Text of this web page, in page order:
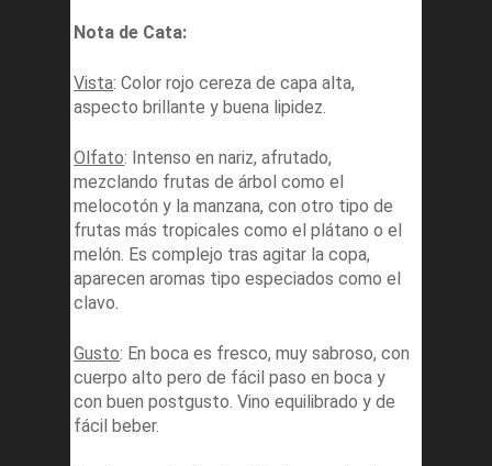
Nota de Cata:
Vista: Color rojo cereza de capa alta,
aspecto brillante y buena lipidez.
Olfato: Intenso en nariz, afrutado,
mezclando frutas de árbol como el
melocotón y la manzana, con otro tipo de
frutas más tropicales como el plátano o el
melón. Es complejo tras agitar la copa,
aparecen aromas tipo especiados como el
clavo.
Gusto: En boca es fresco, muy sabroso, con
cuerpo alto pero de fácil paso en boca y
con buen postgusto. Vino equilibrado y de
fácil beber.